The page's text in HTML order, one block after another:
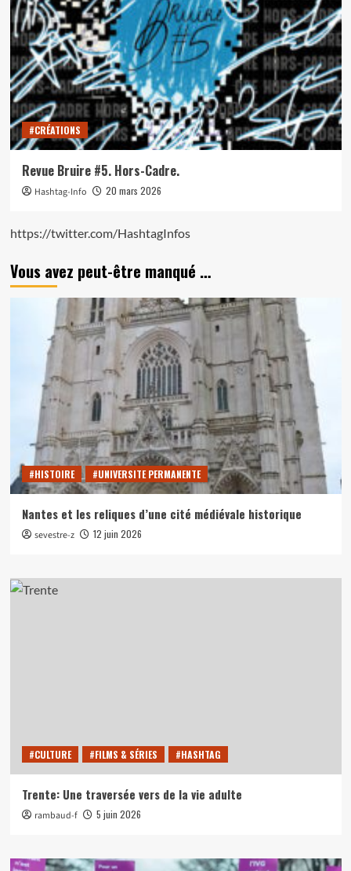
#CRÉATIONS
Revue Bruire #5. Hors-Cadre.
Hashtag-Info 20 mars 2026
https://twitter.com/HashtagInfos
Vous avez peut-être manqué …
#HISTOIRE #UNIVERSITE PERMANENTE
Nantes et les reliques d’une cité médiévale historique
sevestre-z 12 juin 2026
#CULTURE #FILMS & SÉRIES #HASHTAG
Trente: Une traversée vers de la vie adulte
rambaud-f 5 juin 2026